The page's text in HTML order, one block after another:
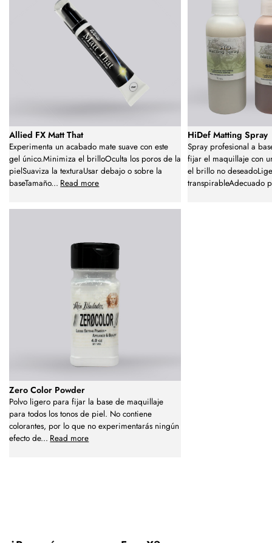
Allied FX Matt That
Experimenta un acabado mate suave con este
gel único.Minimiza el brilloOculta los poros de la
pielSuaviza la texturaUsar debajo o sobre la
baseTamaño... Read more
HiDef Matting Spray
Spray profesional a
fijar el maquillaje con
el brillo no
transpirableAdecuado
Zero Color Powder
Polvo ligero para fijar la base de maquillaje
para todos los tonos de piel. No contiene
colorantes, por lo que no experimentarás ningún
efecto de... Read more